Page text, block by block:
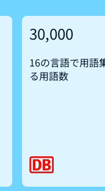
30,000
16の言語で用語
る用語数